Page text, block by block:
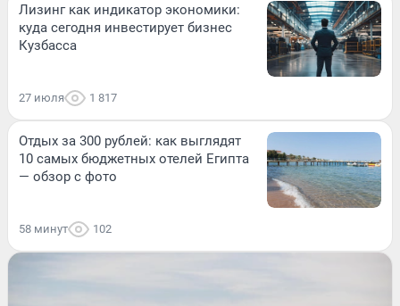
Лизинг как индикатор экономики:
куда сегодня инвестирует бизнес
Кузбасса
27 июля 1 817
Отдых за 300 рублей: как выглядят
10 самых бюджетных отелей Египта
— обзор с фото
58 минут 102